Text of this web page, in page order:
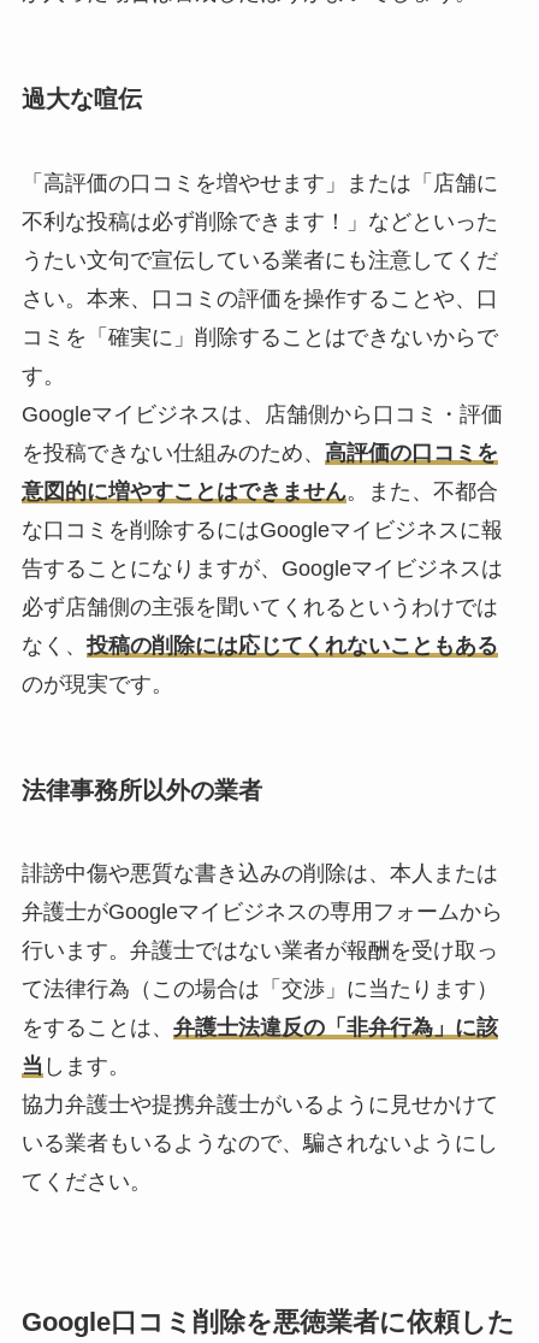
過大な喧伝
「高評価の口コミを増やせます」または「店舗に
不利な投稿は必ず削除できます！」などといった
うたい文句で宣伝している業者にも注意してくだ
さい。本来、口コミの評価を操作することや、口
コミを「確実に」削除することはできないからで
す。
Googleマイビジネスは、店舗側から口コミ・評価
を投稿できない仕組みのため、 高評価の口コミを
意図的に増やすことはできません。また、不都合
な口コミを削除するにはGoogleマイビジネスに報
告することになりますが、Googleマイビジネスは
必ず店舗側の主張を聞いてくれるというわけでは
なく、 投稿の削除には応じてくれないこともある
のが現実です。
法律事務所以外の業者
誹謗中傷や悪質な書き込みの削除は、本人または
弁護士がGoogleマイビジネスの専用フォームから
行います。弁護士ではない業者が報酬を受け取っ
て法律行為（この場合は「交渉」に当たります）
をすることは、 弁護士法違反の「非弁行為」に該
当 します。
協力弁護士や提携弁護士がいるように見せかけて
いる業者もいるようなので、騙されないようにし
てください。
Google口コミ削除を悪徳業者に依頼した